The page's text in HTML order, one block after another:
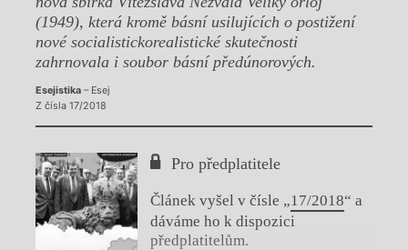
(1949), která kromě básní usilujících o postižení
nové socialistickorealistické skutečnosti
zahrnovala i soubor básní předúnorových.
Esejistika– Esej
Z čísla 17/2018
Pro předplatitele
Článek vyšel v čísle „17/2018“ a
dáváme ho k dispozici
předplatitelům.